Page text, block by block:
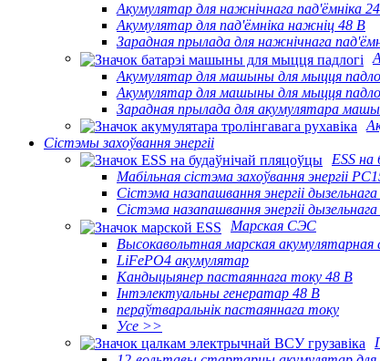
Акумулятар для нажнічнага пад'ёмніка
Акумулятар для пад'ёмніка нажніц 48 В
Зарадная прылада для нажнічнага
Акумулятар для машыны для мыцця
Акумулятар для машыны для мыцця
Зарадная прылада для акумулятара
Сістэмы захоўвання энергіі
ESS на
Мабільная сістэма захоўвання энергіі
Сістэма назапашвання энергіі
Сістэма назапашвання энергіі
Марская СЭС
Высокавольтная марская акумулятарная
LiFePO4 акумулятар
Кандыцыянер пастаяннага току 48 В
Інтэлектуальны генератар 48 В
пераўтваральнік пастаяннага току
Усе >>